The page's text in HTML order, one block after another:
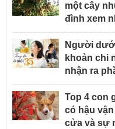
một cây
đình xem
Người
khoản chi
nhận ra
Top 4 con
có hậu
cửa và sự